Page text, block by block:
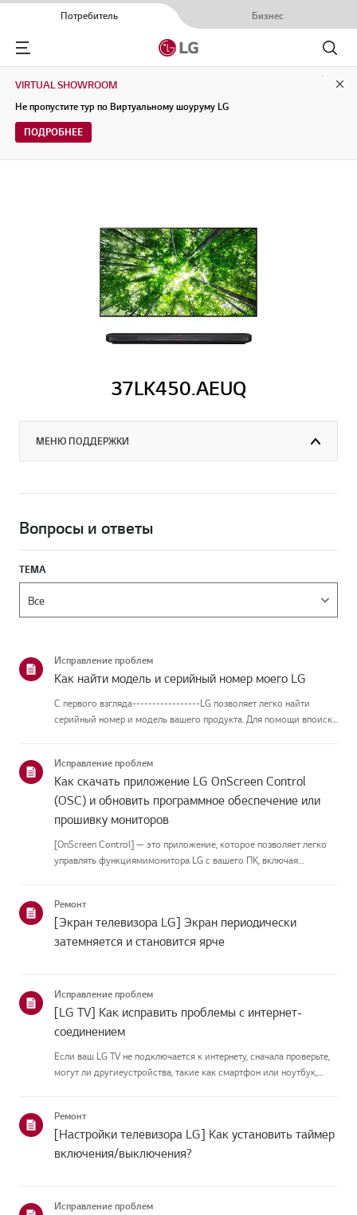
Потребитель Бизнес
Menu
Поиск
VIRTUAL SHOWROOM
Не пропустите тур по Виртуальному шоуруму LG
ПОДРОБНЕЕ
37LK450.AEUQ
МЕНЮ ПОДДЕРЖКИ
Вопросы и ответы
ТЕМА
Исправление проблем
Как найти модель и серийный номер моего LG
С первого взгляда-----------------LG позволяет легко найти
серийный номер и модель вашего продукта. Для помощи впоиске
руководство создано...
Исправление проблем
Как скачать приложение LG OnScreen Control
(OSC) и обновить программное обеспечение или
прошивку мониторов
[OnScreen Control] — это приложение, которое позволяет легко
управлять функциямимонитора LG с вашего ПК, включая
приложение для вашей ...
Ремонт
[Экран телевизора LG] Экран периодически
затемняется и становится ярче
Исправление проблем
[LG TV] Как исправить проблемы с интернет-
соединением
Если ваш LG TV не подключается к интернету, сначала проверьте,
могут ли другиеустройства, такие как смартфон или ноутбук,
Ремонт
[Настройки телевизора LG] Как установить таймер
включения/выключения?
Исправление проблем